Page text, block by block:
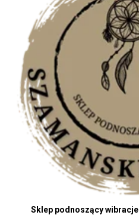
Sklep podnoszący wibracje